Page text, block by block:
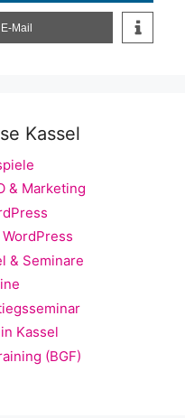
E-Mail
Kassel
& Marketing
& Seminare
Kassel
(BGF)